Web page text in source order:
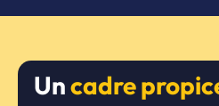
Uncadre